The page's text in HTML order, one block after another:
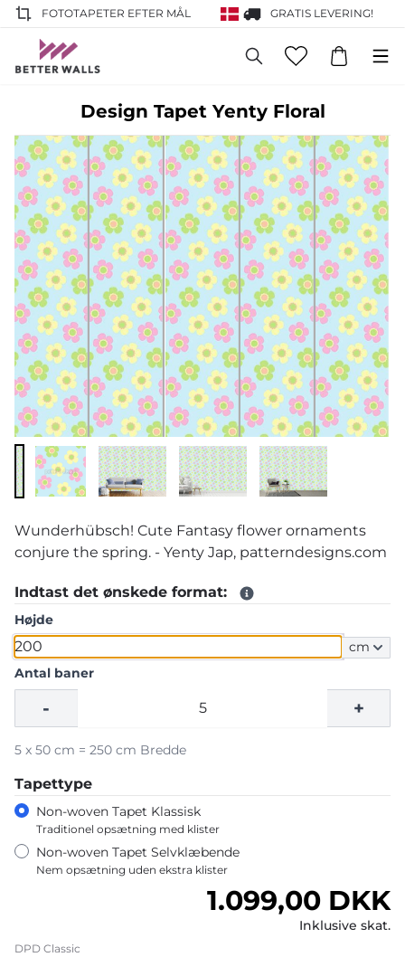
FOTOTAPETER EFTER MÅL GRATIS LEVERING!
Design Tapet Yenty Floral
Wunderhübsch! Cute Fantasy flower ornaments
conjure the spring. - Yenty Jap, patterndesigns.com
Indtast det ønskede format:
Højde
cm
Antal baner
- +
5 x 50 cm = 250 cm Bredde
Tapettype
Non-woven Tapet Klassisk
Traditionel opsætning med klister
Non-woven Tapet Selvklæbende
Nem opsætning uden ekstra klister
Normalpris
1.099,00 DKK
Inklusive skat.
DPD Classic